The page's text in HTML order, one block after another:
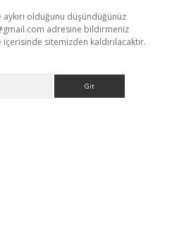
olduğunu düşündüğünüz
adresine bildirmeniz
sitemizden kaldırılacaktır.